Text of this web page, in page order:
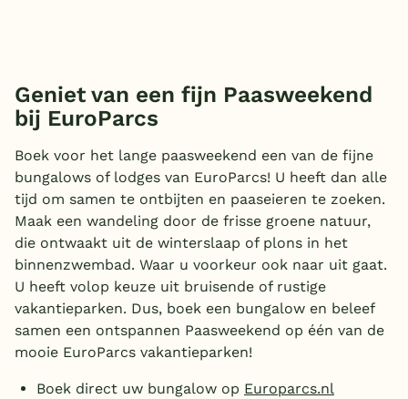
Geniet van een fijn Paasweekend
bij EuroParcs
Boek voor het lange paasweekend een van de fijne
bungalows of lodges van EuroParcs! U heeft dan alle
tijd om samen te ontbijten en paaseieren te zoeken.
Maak een wandeling door de frisse groene natuur,
die ontwaakt uit de winterslaap of plons in het
binnenzwembad. Waar u voorkeur ook naar uit gaat.
U heeft volop keuze uit bruisende of rustige
vakantieparken. Dus, boek een bungalow en beleef
samen een ontspannen Paasweekend op één van de
mooie EuroParcs vakantieparken!
Boek direct uw bungalow op Europarcs.nl